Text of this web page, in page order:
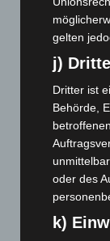
September
August 2024
Juli 2024(89)
Juni 2024(107)
Mai 2024
(149)
April 2024(102)
März 2024
Februar 2024
Januar 2024
gelten
j)
Dritter ist
Behörde,
oder des
k)